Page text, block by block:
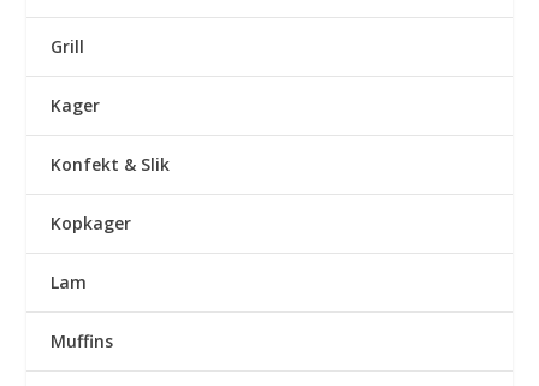
Grill
Kager
Konfekt & Slik
Kopkager
Lam
Muffins